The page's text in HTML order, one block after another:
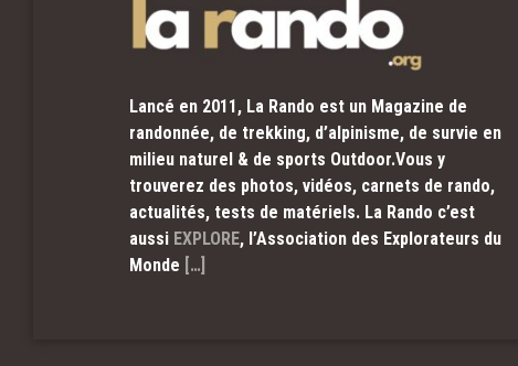
Lancé en 2011, La Rando est un Magazine de
randonnée, de trekking, d’alpinisme, de survie en
milieu naturel & de sports Outdoor.Vous y
trouverez des photos, vidéos, carnets de rando,
actualités, tests de matériels. La Rando c’est
aussi EXPLORE, l’Association des Explorateurs du
Monde […]